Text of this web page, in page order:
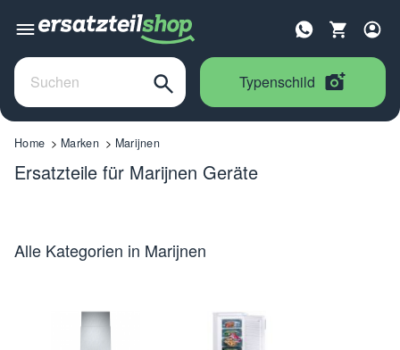
Typenschild
Home Marken Marijnen
Ersatzteile für Marijnen Geräte
Alle Kategorien in Marijnen